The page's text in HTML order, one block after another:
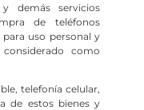
demás servicios
de teléfonos
uso personal y
como
telefonía celular,
de estos bienes y